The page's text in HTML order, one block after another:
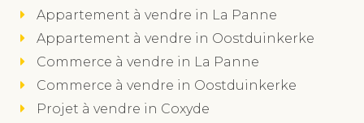
Appartement à vendre in La Panne
Appartement à vendre in Oostduinkerke
Commerce à vendre in La Panne
Commerce à vendre in Oostduinkerke
Projet à vendre in Coxyde